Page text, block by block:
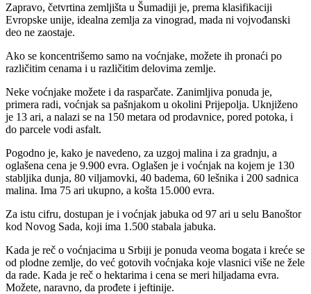
Zapravo, četvrtina zemljišta u Šumadiji je, prema klasifikaciji
Evropske unije, idealna zemlja za vinograd, mada ni vojvođanski
deo ne zaostaje.
Ako se koncentrišemo samo na voćnjake, možete ih pronaći po
različitim cenama i u različitim delovima zemlje.
Neke voćnjake možete i da rasparčate. Zanimljiva ponuda je,
primera radi, voćnjak sa pašnjakom u okolini Prijepolja. Uknjiženo
je 13 ari, a nalazi se na 150 metara od prodavnice, pored potoka, i
do parcele vodi asfalt.
Pogodno je, kako je navedeno, za uzgoj malina i za gradnju, a
oglašena cena je 9.900 evra. Oglašen je i voćnjak na kojem je 130
stabljika dunja, 80 viljamovki, 40 badema, 60 lešnika i 200 sadnica
malina. Ima 75 ari ukupno, a košta 15.000 evra.
Za istu cifru, dostupan je i voćnjak jabuka od 97 ari u selu Banoštor
kod Novog Sada, koji ima 1.500 stabala jabuka.
Kada je reč o voćnjacima u Srbiji je ponuda veoma bogata i kreće se
od plodne zemlje, do već gotovih voćnjaka koje vlasnici više ne žele
da rade. Kada je reč o hektarima i cena se meri hiljadama evra.
Možete, naravno, da prođete i jeftinije.